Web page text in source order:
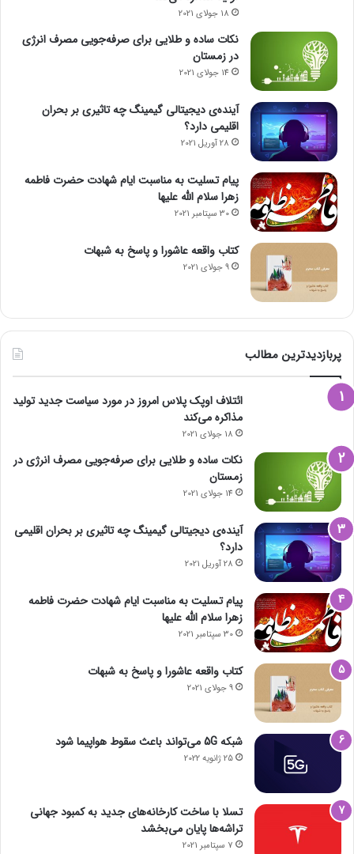
18 جولای 2021
نکات ساده و طلایی برای صرفه‌جویی مصرف انرژی
در زمستان
14 جولای 2021
آینده‌ی دیجیتالی گیمینگ چه تاثیری بر بحران
اقلیمی دارد؟
28 آوریل 2021
پیام تسلیت به مناسبت ایام شهادت حضرت فاطمه
زهرا سلام الله علیها
30 سپتامبر 2021
کتاب واقعه عاشورا و پاسخ به شبهات
9 جولای 2021
پربازدیدترین مطالب
ائتلاف اوپک پلاس امروز در مورد سیاست جدید تولید
مذاکره می‌کند
18 جولای 2021
نکات ساده و طلایی برای صرفه‌جویی مصرف انرژی در
زمستان
14 جولای 2021
آینده‌ی دیجیتالی گیمینگ چه تاثیری بر بحران اقلیمی
دارد؟
28 آوریل 2021
پیام تسلیت به مناسبت ایام شهادت حضرت فاطمه
زهرا سلام الله علیها
30 سپتامبر 2021
کتاب واقعه عاشورا و پاسخ به شبهات
9 جولای 2021
شبکه 5G می‌تواند باعث سقوط هواپیما شود
25 ژانویه 2022
تسلا با ساخت کارخانه‌های جدید به کمبود جهانی
تراشه‌ها پایان می‌بخشد
7 سپتامبر 2021